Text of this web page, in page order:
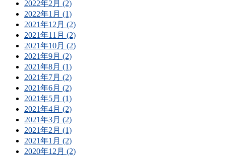
2022年2月 (2)
2022年1月 (1)
2021年12月 (2)
2021年11月 (2)
2021年10月 (2)
2021年9月 (2)
2021年8月 (1)
2021年7月 (2)
2021年6月 (2)
2021年5月 (1)
2021年4月 (2)
2021年3月 (2)
2021年2月 (1)
2021年1月 (2)
2020年12月 (2)